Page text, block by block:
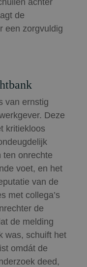
achter
de
een zorgvuldig
van ernstig
Deze
kritiekloos
ten onrechte
voet, en het
van de
met collega’s
de
de melding
was, schuift het
omdát de
deed,